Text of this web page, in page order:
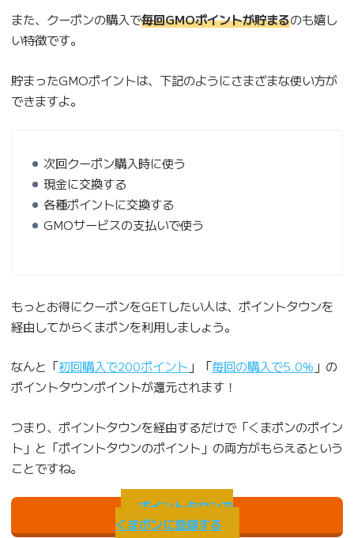
また、クーポンの購入で毎回GMOポイントが貯まるのも嬉し
い特徴です。
貯まったGMOポイントは、下記のようにさまざまな使い方が
できますよ。
次回クーポン購入時に使う
現金に交換する
各種ポイントに交換する
GMOサービスの支払いで使う
もっとお得にクーポンをGETしたい人は、ポイントタウンを
経由してからくまポンを利用しましょう。
なんと「初回購入で200ポイント 」「毎回の購入で5.0% 」の
ポイントタウンポイントが還元されます！
つまり、ポイントタウンを経由するだけで「くまポンのポイン
ト」と「ポイントタウンのポイント」の両方がもらえるという
ことですね。
ポイントタウンで
くまポンに登録する